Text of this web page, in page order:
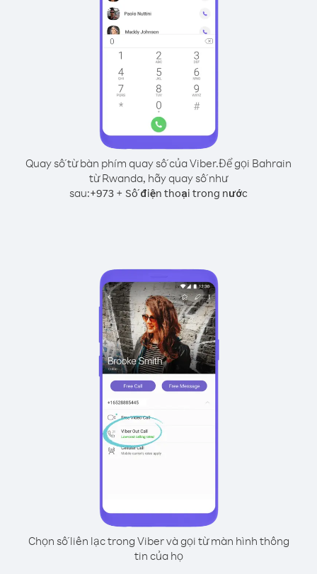
Quay số từ bàn phím quay số của Viber.Để gọi Bahrain
từ Rwanda, hãy quay số như
sau:+973 + Số điện thoại trong nước
Chọn số liên lạc trong Viber và gọi từ màn hình thông
tin của họ